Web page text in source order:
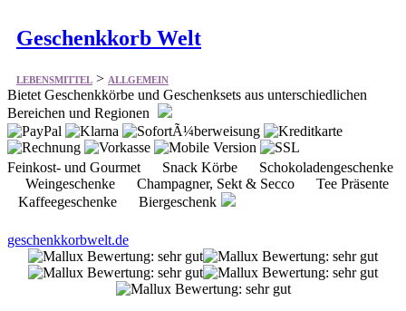
Geschenkkorb Welt
LEBENSMITTEL>ALLGEMEIN
Bietet Geschenkkörbe und Geschenksets aus unterschiedlichen
Bereichen und Regionen
Feinkost- und Gourmet Snack Körbe Schokoladengeschenke
Weingeschenke Champagner, Sekt & Secco Tee Präsente
Kaffeegeschenke Biergeschenk
geschenkkorbwelt.de